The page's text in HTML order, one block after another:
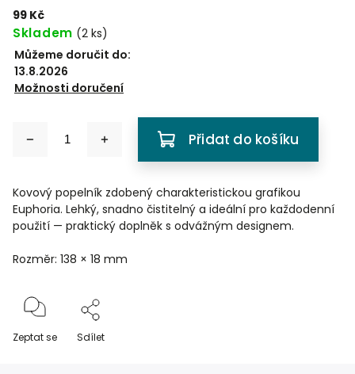
99 Kč
Skladem (2 ks)
Můžeme doručit do:
13.8.2026
Možnosti doručení
Přidat do košíku
Kovový popelník zdobený charakteristickou grafikou
Euphoria. Lehký, snadno čistitelný a ideální pro každodenní
použití — praktický doplněk s odvážným designem.
Rozměr: 138 × 18 mm
Zeptat se Sdílet